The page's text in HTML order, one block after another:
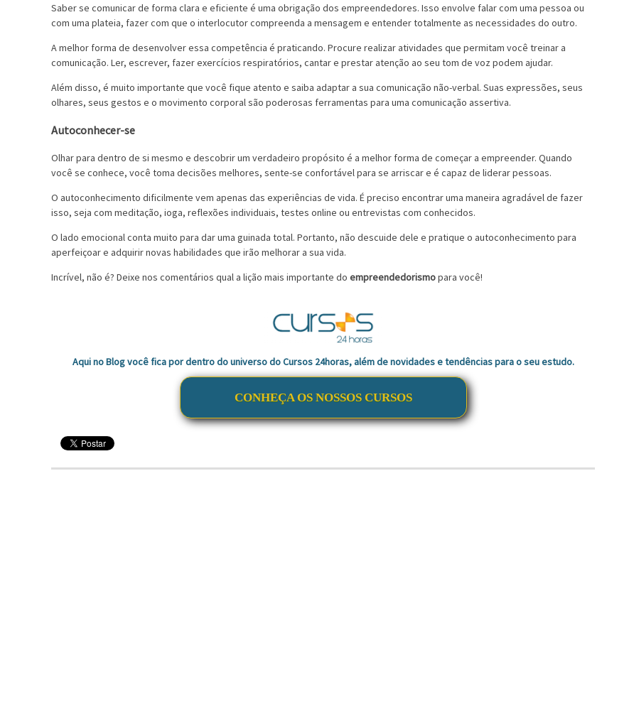
Saber se comunicar de forma clara e eficiente é uma obrigação dos empreendedores. Isso envolve falar com uma pessoa ou
com uma plateia, fazer com que o interlocutor compreenda a mensagem e entender totalmente as necessidades do outro.
A melhor forma de desenvolver essa competência é praticando. Procure realizar atividades que permitam você treinar a
comunicação. Ler, escrever, fazer exercícios respiratórios, cantar e prestar atenção ao seu tom de voz podem ajudar.
Além disso, é muito importante que você fique atento e saiba adaptar a sua comunicação não-verbal. Suas expressões, seus
olhares, seus gestos e o movimento corporal são poderosas ferramentas para uma comunicação assertiva.
Autoconhecer-se
Olhar para dentro de si mesmo e descobrir um verdadeiro propósito é a melhor forma de começar a empreender. Quando
você se conhece, você toma decisões melhores, sente-se confortável para se arriscar e é capaz de liderar pessoas.
O autoconhecimento dificilmente vem apenas das experiências de vida. É preciso encontrar uma maneira agradável de fazer
isso, seja com meditação, ioga, reflexões individuais, testes online ou entrevistas com conhecidos.
O lado emocional conta muito para dar uma guinada total. Portanto, não descuide dele e pratique o autoconhecimento para
aperfeiçoar e adquirir novas habilidades que irão melhorar a sua vida.
Incrível, não é? Deixe nos comentários qual a lição mais importante do empreendedorismopara você!
Aqui no Blog você fica por dentro do universo do Cursos 24horas, além de novidades e tendências para o seu estudo.
CONHEÇA OS NOSSOS CURSOS